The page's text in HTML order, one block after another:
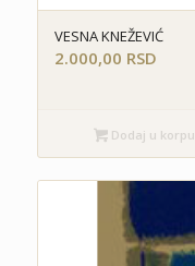
VESNA KNEŽEVIĆ
2.000,00 RSD
Dodaj u korpu